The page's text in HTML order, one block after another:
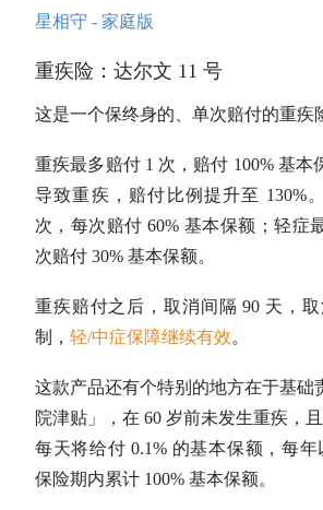
星相守 - 家庭版
重疾险：达尔文 11 号
这是一个保终身的、单次赔付的重疾
重疾最多赔付 1 次，赔付 100% 基本
导致重疾，赔付比例提升至 130%
次，每次赔付 60% 基本保额；轻症
次赔付 30% 基本保额。
重疾赔付之后，取消间隔 90 天，
制， 轻/中症保障继续有效。
这款产品还有个特别的地方在于基础
院津贴」，在 60 岁前未发生重疾，
每天将给付 0.1% 的基本保额，每年
保险期内累计 100% 基本保额。